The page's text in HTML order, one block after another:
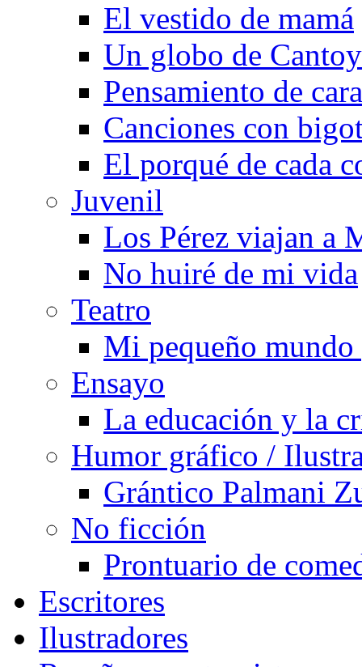
El vestido de mamá
Un globo de
Pensamiento de
Canciones con
El porqué de cada
Juvenil
Los Pérez viajan a
No huiré de mi vida
Teatro
Mi pequeño
Ensayo
La educación y la
Humor gráfico /
Grántico Palmani
No ficción
Prontuario de
Escritores
Ilustradores